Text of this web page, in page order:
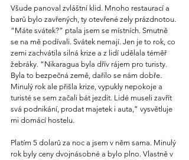
Všude panoval zvláštní klid. Mnoho restaurací a
barů bylo zavřených, ty otevřené zely prázdnotou.
“Máte svátek?” ptala jsem se místních. Smutně
se na mě podívali. Svátek nemají. Jen je to rok, co
zemi zachvátila silná krize a z lidí udělala téměř
žebráky. “Nikaragua byla dřív rájem pro turisty.
Byla to bezpečná země, dařilo se nám dobře.
Minulý rok ale přišla krize, vypukly nepokoje a
turisté se sem začali bát jezdit. Lidé museli zavřít
svá podnikání, prodat majetek i auta,” vysvětluje
mi domácí hostelu.
Platím 5 dolarů za noc a jsem v něm sama. Minulý
rok byly ceny dvojnásobné a bylo plno. Vlastně v